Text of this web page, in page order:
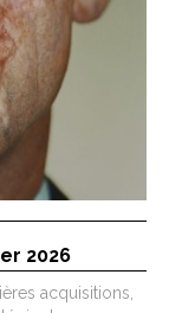
2026
acquisitions,